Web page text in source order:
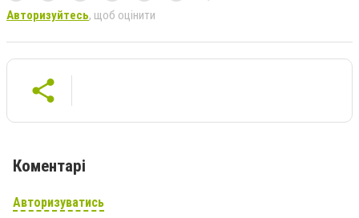
Авторизуйтесь, щоб оцінити
Коментарі
Авторизуватись